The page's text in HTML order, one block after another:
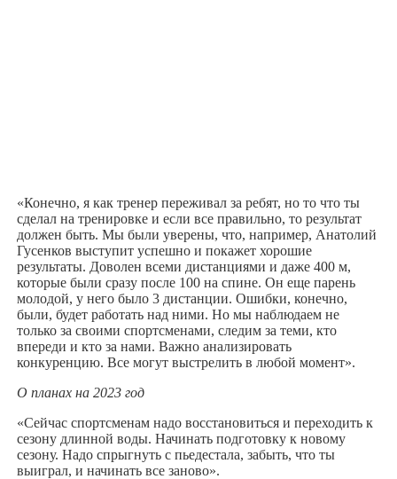
«Конечно, я как тренер переживал за ребят, но то что ты
сделал на тренировке и если все правильно, то результат
должен быть. Мы были уверены, что, например, Анатолий
Гусенков выступит успешно и покажет хорошие
результаты. Доволен всеми дистанциями и даже 400 м,
которые были сразу после 100 на спине. Он еще парень
молодой, у него было 3 дистанции. Ошибки, конечно,
были, будет работать над ними. Но мы наблюдаем не
только за своими спортсменами, следим за теми, кто
впереди и кто за нами. Важно анализировать
конкуренцию. Все могут выстрелить в любой момент».
О планах на 2023 год
«Сейчас спортсменам надо восстановиться и переходить к
сезону длинной воды. Начинать подготовку к новому
сезону. Надо спрыгнуть с пьедестала, забыть, что ты
выиграл, и начинать все заново».